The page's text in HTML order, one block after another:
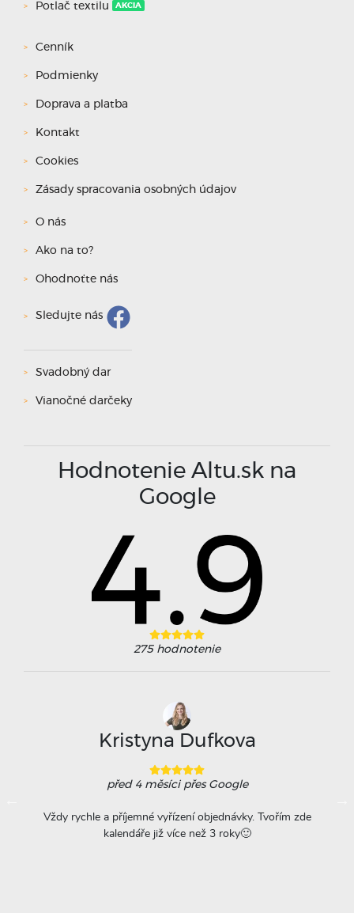
Potlač textilu AKCIA
Cenník
Podmienky
Doprava a platba
Kontakt
Cookies
Zásady spracovania osobných údajov
O nás
Ako na to?
Ohodnoťte nás
Sledujte nás
Svadobný dar
Vianočné darčeky
Hodnotenie Altu.sk na
Google
275 hodnotenie
Kristyna Dufkova
před 4 měsícipřes Google
Vždy rychle a příjemné vyřízení objednávky. Tvořím zde
kalendáře již více než 3 roky🙂